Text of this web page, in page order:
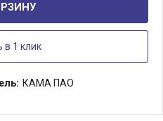
в 1 клик
КАМА ПАО